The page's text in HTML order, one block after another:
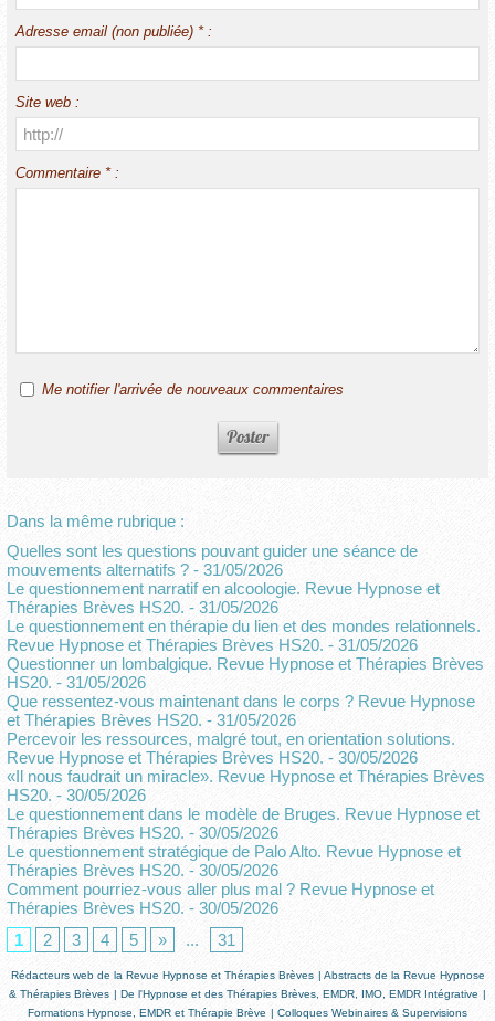
Adresse email (non publiée) * :
Site web :
Commentaire * :
Me notifier l'arrivée de nouveaux commentaires
Dans la même rubrique :
Quelles sont les questions pouvant guider une séance de
mouvements alternatifs ? - 31/05/2026
Le questionnement narratif en alcoologie. Revue Hypnose et
Thérapies Brèves HS20. - 31/05/2026
Le questionnement en thérapie du lien et des mondes relationnels.
Revue Hypnose et Thérapies Brèves HS20. - 31/05/2026
Questionner un lombalgique. Revue Hypnose et Thérapies Brèves
HS20. - 31/05/2026
Que ressentez-vous maintenant dans le corps ? Revue Hypnose
et Thérapies Brèves HS20. - 31/05/2026
Percevoir les ressources, malgré tout, en orientation solutions.
Revue Hypnose et Thérapies Brèves HS20. - 30/05/2026
«Il nous faudrait un miracle». Revue Hypnose et Thérapies Brèves
HS20. - 30/05/2026
Le questionnement dans le modèle de Bruges. Revue Hypnose et
Thérapies Brèves HS20. - 30/05/2026
Le questionnement stratégique de Palo Alto. Revue Hypnose et
Thérapies Brèves HS20. - 30/05/2026
Comment pourriez-vous aller plus mal ? Revue Hypnose et
Thérapies Brèves HS20. - 30/05/2026
1
2 3 4 5 » ... 31
Rédacteurs web de la Revue Hypnose et Thérapies Brèves | Abstracts de la Revue Hypnose
& Thérapies Brèves | De l'Hypnose et des Thérapies Brèves, EMDR, IMO, EMDR Intégrative |
Formations Hypnose, EMDR et Thérapie Brève | Colloques Webinaires & Supervisions